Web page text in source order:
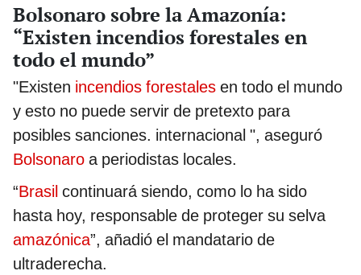
Bolsonaro sobre la Amazonía:
“Existen incendios forestales en
todo el mundo”
"Existen incendios forestales en todo el mundo
y esto no puede servir de pretexto para
posibles sanciones. internacional ", aseguró
Bolsonaro a periodistas locales.
“Brasil continuará siendo, como lo ha sido
hasta hoy, responsable de proteger su selva
amazónica”, añadió el mandatario de
ultraderecha.